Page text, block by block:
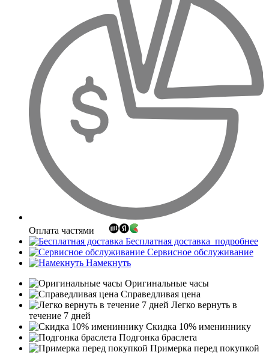
Оплата частями
Бесплатная доставка подробнее
Сервисное обслуживание
Намекнуть
Оригинальные часы
Справедливая цена
Легко вернуть в
течение 7 дней
Скидка 10% имениннику
Подгонка браслета
Примерка перед покупкой